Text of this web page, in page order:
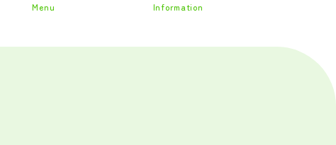
Menu Information